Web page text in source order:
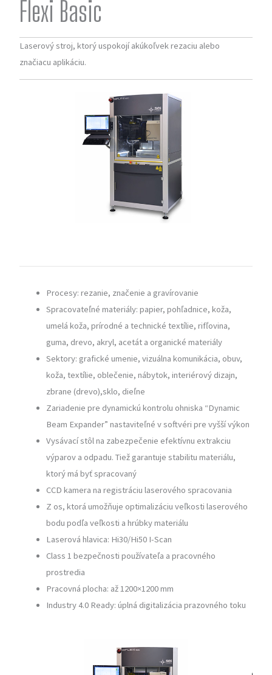
Flexi Basic
Laserový stroj, ktorý uspokojí akúkoľvek rezaciu alebo
značiacu aplikáciu.
Procesy: rezanie, značenie a gravírovanie
Spracovateľné materiály: papier, pohľadnice, koža,
umelá koža, prírodné a technické textílie, rifľovina,
guma, drevo, akryl, acetát a organické materiály
Sektory: grafické umenie, vizuálna komunikácia, obuv,
koža, textílie, oblečenie, nábytok, interiérový dizajn,
zbrane (drevo),sklo, dieľne
Zariadenie pre dynamickú kontrolu ohniska “Dynamic
Beam Expander” nastaviteľné v softvéri pre vyšší výkon
Vysávací stôl na zabezpečenie efektívnu extrakciu
výparov a odpadu. Tiež garantuje stabilitu materiálu,
ktorý má byť spracovaný
CCD kamera na registráciu laserového spracovania
Z os, ktorá umožňuje optimalizáciu veľkosti laserového
bodu podľa veľkosti a hrúbky materiálu
Laserová hlavica: Hi30/Hi50 I-Scan
Class 1 bezpečnosti používateľa a pracovného
prostredia
Pracovná plocha: až 1200×1200 mm
Industry 4.0 Ready: úplná digitalizácia prazovného toku